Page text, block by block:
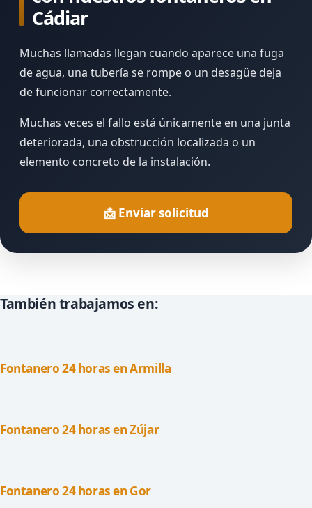
Cádiar
Muchas llamadas llegan cuando aparece una fuga
de agua, una tubería se rompe o un desagüe deja
de funcionar correctamente.
Muchas veces el fallo está únicamente en una junta
deteriorada, una obstrucción localizada o un
elemento concreto de la instalación.
📩 Enviar solicitud
También trabajamos en:
Fontanero 24 horas en Armilla
Fontanero 24 horas en Zújar
Fontanero 24 horas en Gor